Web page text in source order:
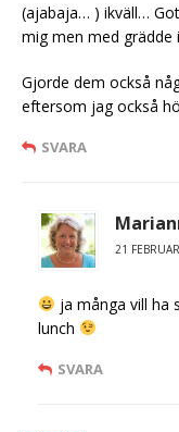
(ajabaja… ) ikväll…
mig men med grädde
Gjorde dem också
eftersom jag också
SVARA
21
ja många vill ha
lunch
SVARA